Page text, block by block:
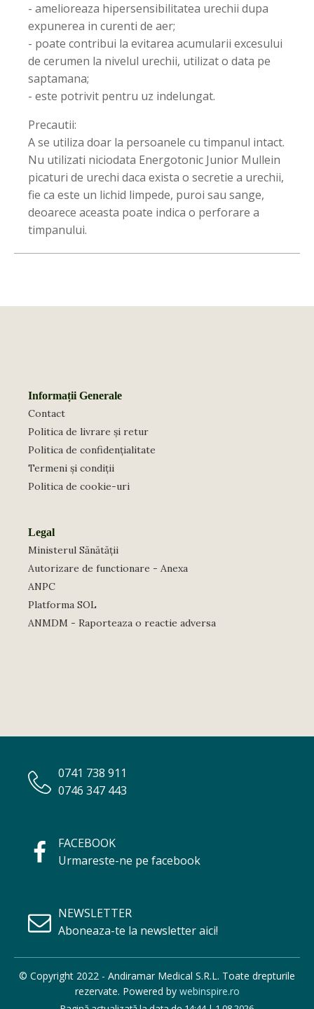
- amelioreaza hipersensibilitatea urechii dupa
expunerea in curenti de aer;
- poate contribui la evitarea acumularii excesului
de cerumen la nivelul urechii, utilizat o data pe
saptamana;
- este potrivit pentru uz indelungat.
Precautii:
A se utiliza doar la persoanele cu timpanul intact.
Nu utilizati niciodata Energotonic Junior Mullein
picaturi de urechi daca exista o secretie a urechii,
fie ca este un lichid limpede, puroi sau sange,
deoarece aceasta poate indica o perforare a
timpanului.
Informații Generale
Contact
Politica de livrare și retur
Politica de confidențialitate
Termeni și condiții
Politica de cookie-uri
Legal
Ministerul Sănătății
Autorizare de functionare - Anexa
ANPC
Platforma SOL
ANMDM - Raporteaza o reactie adversa
0741 738 911
0746 347 443
FACEBOOK
Urmareste-ne pe facebook
NEWSLETTER
Aboneaza-te la newsletter aici!
© Copyright 2022 - Andiramar Medical S.R.L. Toate drepturile
rezervate. Powered by webinspire.ro